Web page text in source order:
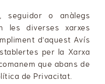
seguidor o anàlegs
les diverses xarxes
d’aquest Avís
per la Xarxa
que abans de
de Privacitat.